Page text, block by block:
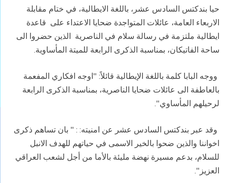
حيا بندكتس السادس عشر، باللغة الايطالية، في ختام مقابلة
الاربعاء العامة، عائلات المتواجدة ضحايا الاعتداء على قاعدة
ايطالية ملتزمة في رسالة سلام في الناصرية الذين حضروا الى
ساحة الفاتيكان، بمناسبة الذكرى الرابعة للميتة المأساوية.
ووجه البابا كلمة باللغة الإيطالية قائلاً: "اوجه افكاري المفعمة
بالعاطفة الى عائلات ضحايا الناصرية، بمناسبة الذكرى الرابعة
لرحيلهم المأساوي".
وقد عبر بندكتس السادس عشر عن امنيته: : " بان تساهم ذكرى
اخواننا والذين ضحوا بالخير الاسمى في حياتهم للهدف الانبل
للسلام، بدعم مسيرة نهضة مليئة بالأما من أجل لشعب العراقي
العزيز".